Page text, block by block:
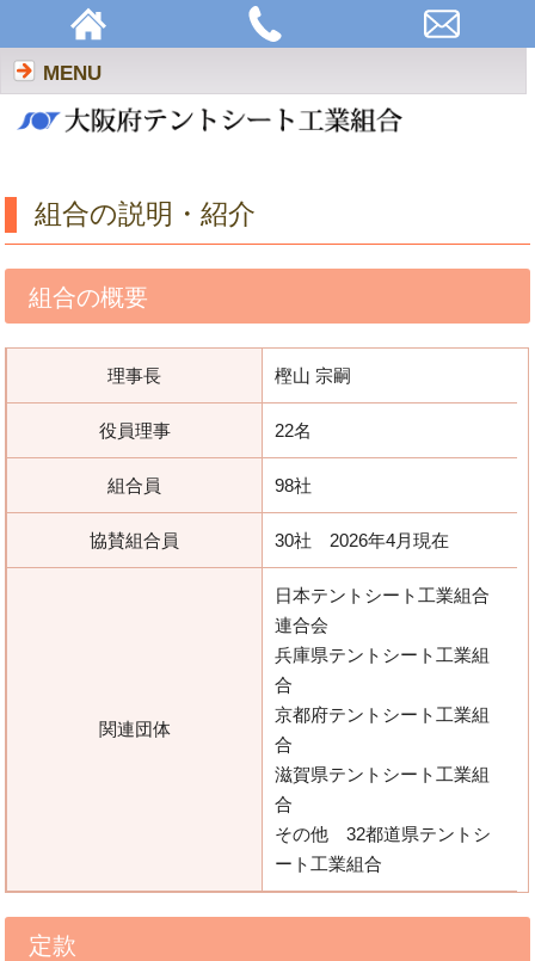
MENU
組合の説明・紹介
組合の概要
理事長 樫山 宗嗣
役員理事 22名
組合員 98社
協賛組合員 30社 2026年4月現在
関連団体
日本テントシート工業組合
連合会
兵庫県テントシート工業組
合
京都府テントシート工業組
合
滋賀県テントシート工業組
合
その他 32都道県テントシ
ート工業組合
定款